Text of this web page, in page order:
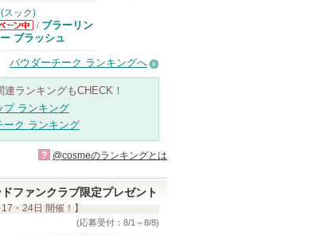
スック)
スッ
お知
ります
/ ブラーリン
ブラッシュ
パウダーチーク ランキングへ
連ランキングもCHECK！
プ ランキング
ーク ランキング
? @cosmeのランキングとは
ファンクラブ限定プレゼント
・24日 開催！】
(応募受付：8/1～8/8)